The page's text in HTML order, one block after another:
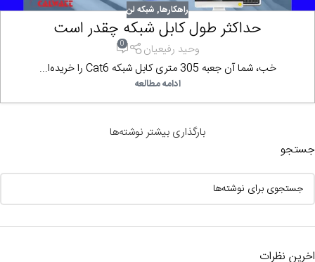
راهکارها, شبکه لن
حداکثر طول کابل شبکه چقدر است
وحید رفیعیان 0
خب، شما آن جعبه 305 متری کابل شبکه Cat6 را خریده‌ا...
ادامه مطالعه
بارگذاری بیشتر نوشته‌ها
جستجو
اخرین نظرات